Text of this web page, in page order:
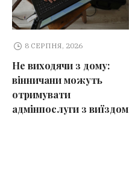
8 СЕРПНЯ, 2026
Не виходячи з дому:
вінничани можуть
отримувати
адмінпослуги з виїздом